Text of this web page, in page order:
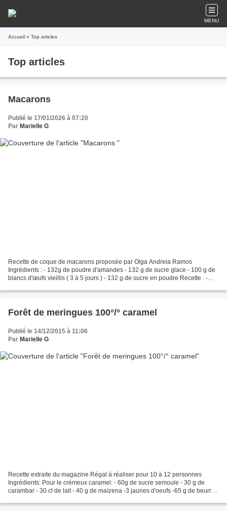
MENU
Accueil » Top articles
Top articles
Macarons
Publié le 17/01/2026 à 07:20
Par Marielle G
Recette de coque de macarons proposée par Olga Andreia Ramos
Ingrédients : - 132g de poudre d'amandes - 132 g de sucre glace - 100 g de
blancs d'œufs vieillis ( 3 à 5 jours ) - 132 g de sucre en poudre Recette : -
Forêt de meringues 100°/° caramel
Publié le 14/12/2015 à 11:06
Par Marielle G
Recette extraite du magazine Régal à réaliser pour 10 à 12 personnes
Ingrédients: Pour le crémeux caramel: - 60g de sucre semoule - 30 g de
carambar - 30 cl de lait - 40 g de maïzena -3 jaunes d'oeufs -65 g de beurre